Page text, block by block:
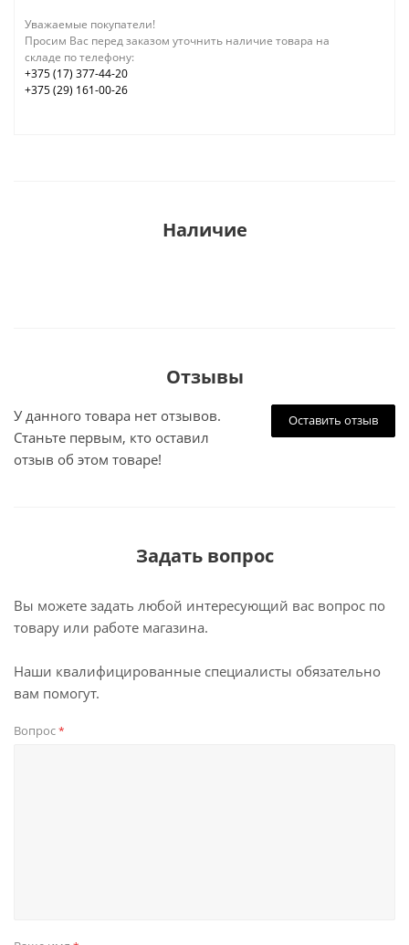
Уважаемые покупатели!
Просим Вас перед заказом уточнить наличие товара на
складе по телефону:
+375 (17) 377-44-20
+375 (29) 161-00-26
Наличие
Отзывы
Оставить отзыв
У данного товара нет отзывов.
Станьте первым, кто оставил
отзыв об этом товаре!
Задать вопрос
Вы можете задать любой интересующий вас вопрос по
товару или работе магазина.
Наши квалифицированные специалисты обязательно
вам помогут.
Вопрос*